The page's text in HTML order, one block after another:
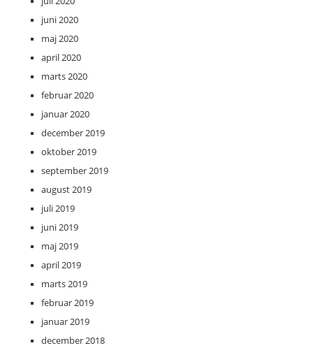
juni 2020
maj 2020
april 2020
marts 2020
februar 2020
januar 2020
december 2019
oktober 2019
september 2019
august 2019
juli 2019
juni 2019
maj 2019
april 2019
marts 2019
februar 2019
januar 2019
december 2018